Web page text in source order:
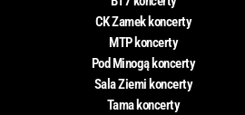
CK Zamek koncerty
MTP koncerty
Pod Minogą koncerty
Sala Ziemi koncerty
Tama koncerty